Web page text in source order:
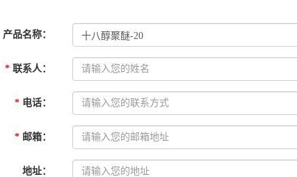
产品名称：
* 联系人：
* 电话：
* 邮箱：
地址：